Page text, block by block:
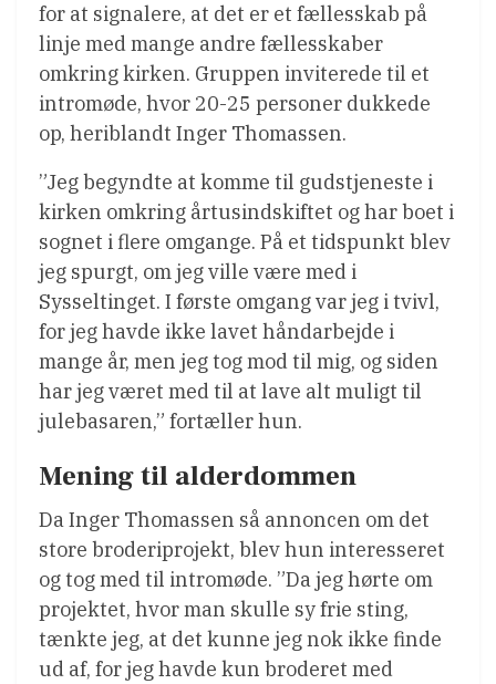
for at signalere, at det er et fællesskab på
linje med mange andre fællesskaber
omkring kirken. Gruppen inviterede til et
intromøde, hvor 20-25 personer dukkede
op, heriblandt Inger Thomassen.
”Jeg begyndte at komme til gudstjeneste i
kirken omkring årtusindskiftet og har boet i
sognet i flere omgange. På et tidspunkt blev
jeg spurgt, om jeg ville være med i
Sysseltinget. I første omgang var jeg i tvivl,
for jeg havde ikke lavet håndarbejde i
mange år, men jeg tog mod til mig, og siden
har jeg været med til at lave alt muligt til
julebasaren,” fortæller hun.
Mening til alderdommen
Da Inger Thomassen så annoncen om det
store broderiprojekt, blev hun interesseret
og tog med til intromøde. ”Da jeg hørte om
projektet, hvor man skulle sy frie sting,
tænkte jeg, at det kunne jeg nok ikke finde
ud af, for jeg havde kun broderet med